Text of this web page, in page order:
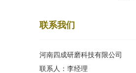
联系我们
河南四成研磨科技有限公司
联系人：李经理